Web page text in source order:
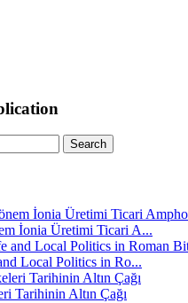
Search
İonia Üretimi Ticari A...
Local Politics in Ro...
Tarihinin Altın Çağı